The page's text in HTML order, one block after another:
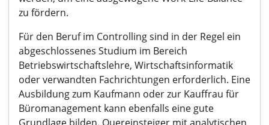
zu fördern.
Für den Beruf im Controlling sind in der Regel ein
abgeschlossenes Studium im Bereich
Betriebswirtschaftslehre, Wirtschaftsinformatik
oder verwandten Fachrichtungen erforderlich. Eine
Ausbildung zum Kaufmann oder zur Kauffrau für
Büromanagement kann ebenfalls eine gute